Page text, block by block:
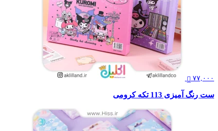
۷۷,۰۰۰
ست رنگ آمیزی 113 تکه کرومی